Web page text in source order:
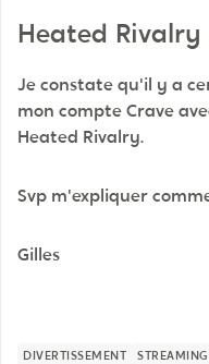
Heated
Je constate qu'il y a
mon compte Crave
Heated Rivalry.
Svp m'expliquer
Gilles
DIVERTISSEMENT STREAMING